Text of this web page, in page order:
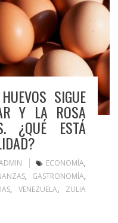
SIGUE
Y LA ROSA
¿QUÉ ESTÁ
ECONOMÍA,
, GASTRONOMÍA,
,VENEZUELA, ZULIA